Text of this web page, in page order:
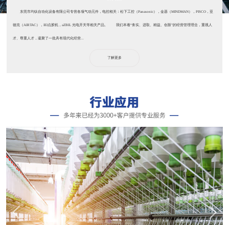
东莞市均钛自动化设备有限公司专营各项气动元件，电控相关：松下工控（Panasonic），金器（MINDMAN），PISCO，亚
德克（AIRTAC），IEI点胶机，aZBIL 光电开关等相关产品。 我们本着“务实、进取、精益、创新”的经营管理理念，重视人
才、尊重人才，凝聚了一批具有现代化经营...
了解更多